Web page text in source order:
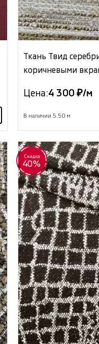
Ткань Твид
коричневыми
Цена:4 300 ₽/м
В наличии 5.50 м
Скидка
40%